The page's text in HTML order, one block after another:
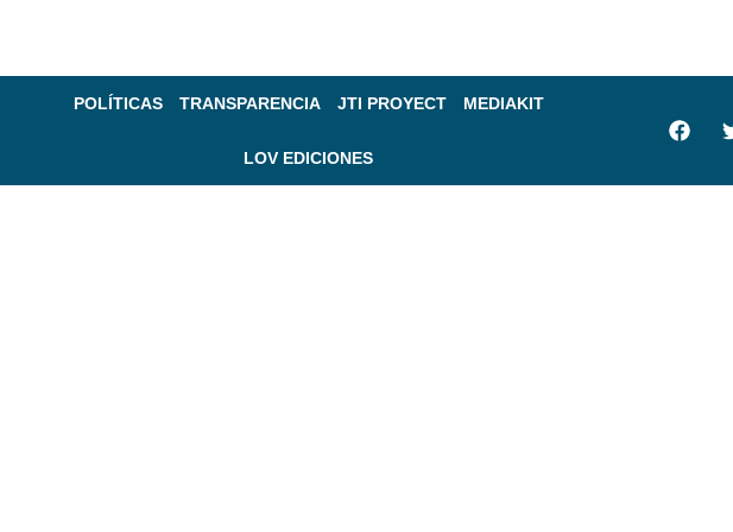
POLÍTICAS TRANSPARENCIA JTI PROYECT MEDIAKIT
LOV EDICIONES